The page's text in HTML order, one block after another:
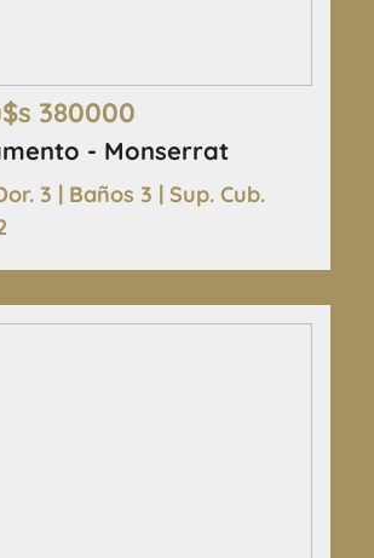
380000
- Monserrat
3 | Baños 3 | Sup. Cub.